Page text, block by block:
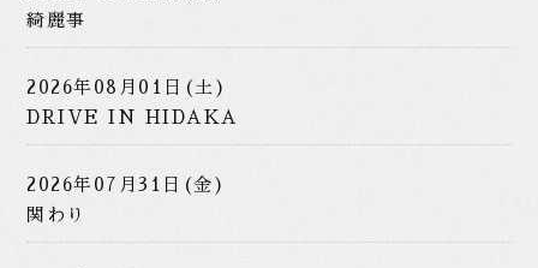
綺麗事
2026年08月01日(土)
DRIVE IN HIDAKA
2026年07月31日(金)
関わり